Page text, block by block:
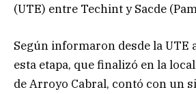
(UTE) entre Techint y Sacde
Según informaron desde la UTE
esta etapa, que finalizó en la
de Arroyo Cabral, contó con un